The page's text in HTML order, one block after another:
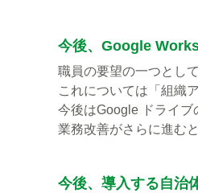
今後、Google
職員の要望の一つとし
これについては「組織
今後はGoogle ドライ
業務改善がさらに進む
今後、導入する自治